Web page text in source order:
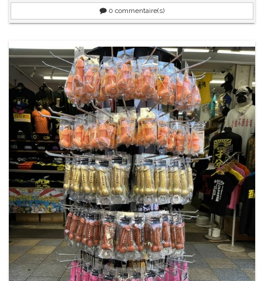
0 commentaire(s)